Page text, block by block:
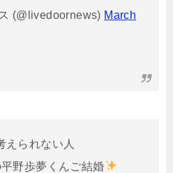
(@livedoornews) March
えられない人
野歩夢くんご結婚